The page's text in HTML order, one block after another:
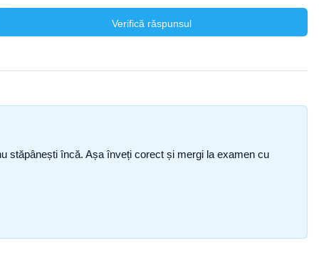
Verifică răspunsul
stăpânești încă. Așa înveți corect și mergi la examen cu